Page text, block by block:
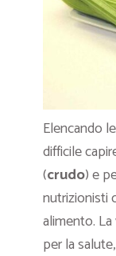
Elencando
difficile
(crudo) e
nutrizionisti
alimento.
per la